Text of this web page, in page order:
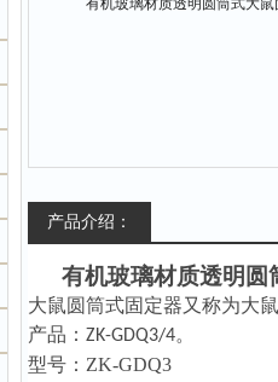
产品介绍：
有机玻璃材质透明圆
大鼠圆筒式固定器又称为大
产品： ZK-GDQ3/4。
型号： ZK-GDQ3